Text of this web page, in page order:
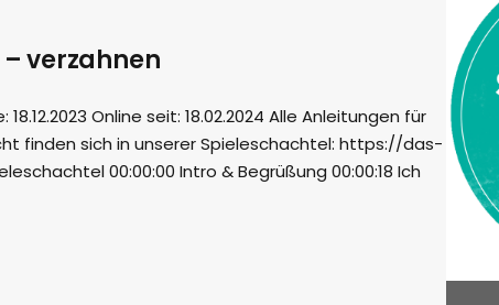
verzahnen
Online seit: 18.02.2024 Alle Anleitungen für
finden sich in unserer Spieleschachtel: https://das-
00:00:00 Intro & Begrüßung 00:00:18 Ich